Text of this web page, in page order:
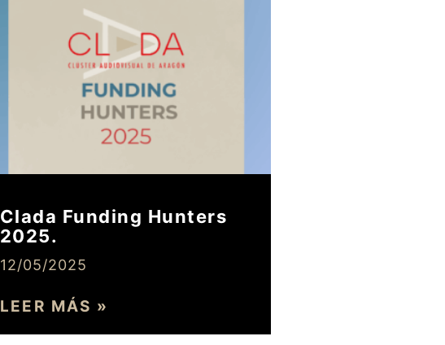
Clada Funding Hunters
2025.
12/05/2025
LEER MÁS »